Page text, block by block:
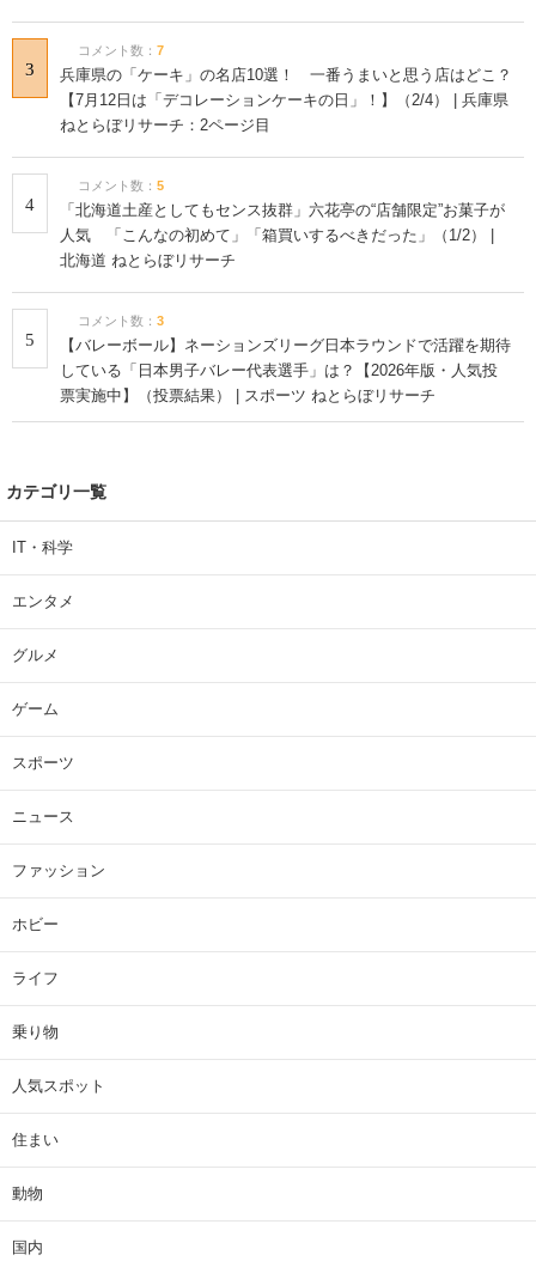
3
コメント数： 7
兵庫県の「ケーキ」の名店10選！ 一番うまいと思う店はどこ？
【7月12日は「デコレーションケーキの日」！】（2/4） | 兵庫県
ねとらぼリサーチ：2ページ目
4
コメント数： 5
「北海道土産としてもセンス抜群」六花亭の“店舗限定”お菓子が
人気 「こんなの初めて」「箱買いするべきだった」（1/2） |
北海道 ねとらぼリサーチ
5
コメント数： 3
【バレーボール】ネーションズリーグ日本ラウンドで活躍を期待
している「日本男子バレー代表選手」は？【2026年版・人気投
票実施中】（投票結果） | スポーツ ねとらぼリサーチ
カテゴリ一覧
IT・科学
エンタメ
グルメ
ゲーム
スポーツ
ニュース
ファッション
ホビー
ライフ
乗り物
人気スポット
住まい
動物
国内